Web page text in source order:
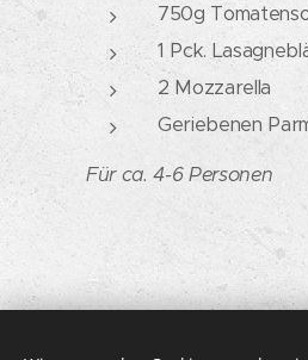
750g
1 Pck.
2 Mozzarella
Geriebenen
Für ca. 4-6 Personen